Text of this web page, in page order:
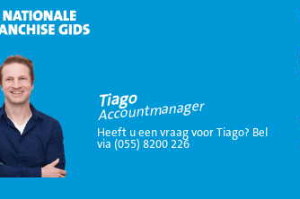
Tiago
Accountmanager
Heeft u een vraag voor Tiago? Bel
via (055) 8200 226